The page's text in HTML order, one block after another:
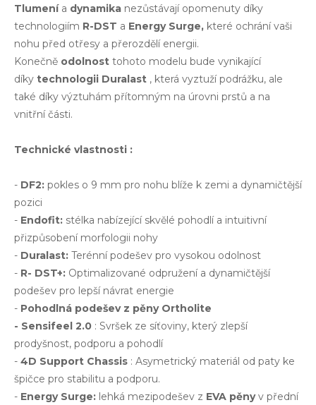
Tlumenía dynamika nezůstávají opomenuty díky
technologiím R-DST a Energy Surge, které ochrání vaši
nohu před otřesy a přerozdělí energii.
Konečně odolnost tohoto modelu bude vynikající
díky technologii Duralast , která vyztuží podrážku, ale
také díky výztuhám přítomným na úrovni prstů a na
vnitřní části.
Technické vlastnosti :
- DF2: pokles o 9 mm pro nohu blíže k zemi a dynamičtější
pozici
- Endofit: stélka nabízející skvělé pohodlí a intuitivní
přizpůsobení morfologii nohy
- Duralast: Terénní podešev pro vysokou odolnost
- R- DST+: Optimalizované odpružení a dynamičtější
podešev pro lepší návrat energie
- Pohodlná podešev z pěny Ortholite
- Sensifeel 2.0 : Svršek ze síťoviny, který zlepší
prodyšnost, podporu a pohodlí
- 4D Support Chassis : Asymetrický materiál od paty ke
špičce pro stabilitu a podporu.
- Energy Surge: lehká mezipodešev z EVA pěnyv přední